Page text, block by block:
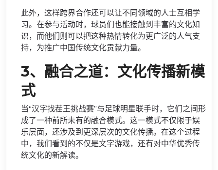
此外，这样跨界合作还可以让不同领域的人士互相学
习。在参与活动时，球员们也能接触到丰富的文化知
识，而他们则可以把这种热情转化为更广泛的人气支
持，为推广中国传统文化贡献力量。
3、融合之道：文化传播新模
式
当“汉字找茬王挑战赛”与足球明星联手时，它们之间形
成了一种前所未有的融合模式。这一模式不仅限于娱
乐层面，还涉及到更深层次的文化传播。在这个过程
中，我们看到的不仅是文字游戏，还有对中华优秀传
统文化的新解读。